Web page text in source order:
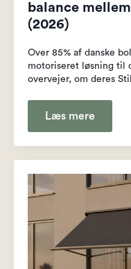
balance
(2026)
Over 85% af danske
motoriseret løsning til
overvejer, om deres
Læs mere